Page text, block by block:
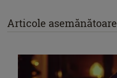
Articole asemănătoare